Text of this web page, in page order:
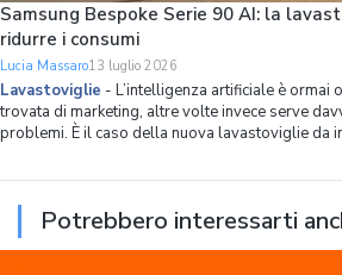
Samsung Bespoke Serie 90 AI: la
ridurre i consumi
Lucia Massaro13 luglio 2026
Lavastoviglie - L’intelligenza artificiale è ormai
trovata di marketing, altre volte invece serve
problemi. È il caso della nuova lavastoviglie da
modo capillare
Potrebbero interessarti